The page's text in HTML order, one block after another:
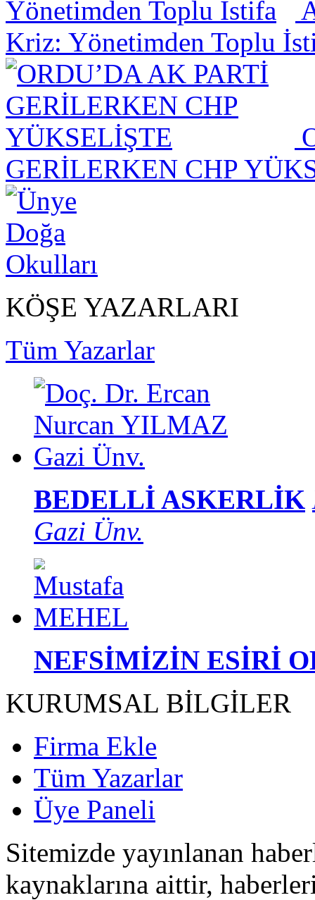
Kriz: Yönetimden Toplu
GERİLERKEN CHP
KÖŞE YAZARLARI
Tüm Yazarlar
BEDELLİ ASKERLİK
Gazi Ünv.
NEFSİMİZİN ESİRİ
KURUMSAL BİLGİLER
Firma Ekle
Tüm Yazarlar
Üye Paneli
Sitemizde yayınlanan
kaynaklarına aittir,